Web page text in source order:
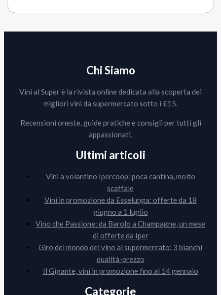
Chi Siamo
Vini al Super è la rivista online dedicata alla scoperta dei
migliori vini da supermercato sotto i €15.
Recensioni oneste, guide pratiche e consigli per tutti gli
appassionati.
Ultimi articoli
Vini a volantino Ipercoop: poca cantina, molto
scaffale
Vini in promozione da Esselunga: offerte da 18
giugno a 1 luglio
Vino che Passione: da Barolo a Champagne, un mese
di offerte da Iper
Giro del mondo del vino al supermercato: 3 bianchi
qualità-prezzo
Il Gigante, vini in promozione fino al 14 gennaio
Categorie